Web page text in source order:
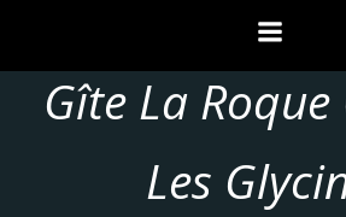
au
contenu
Gîte La Roque
Les